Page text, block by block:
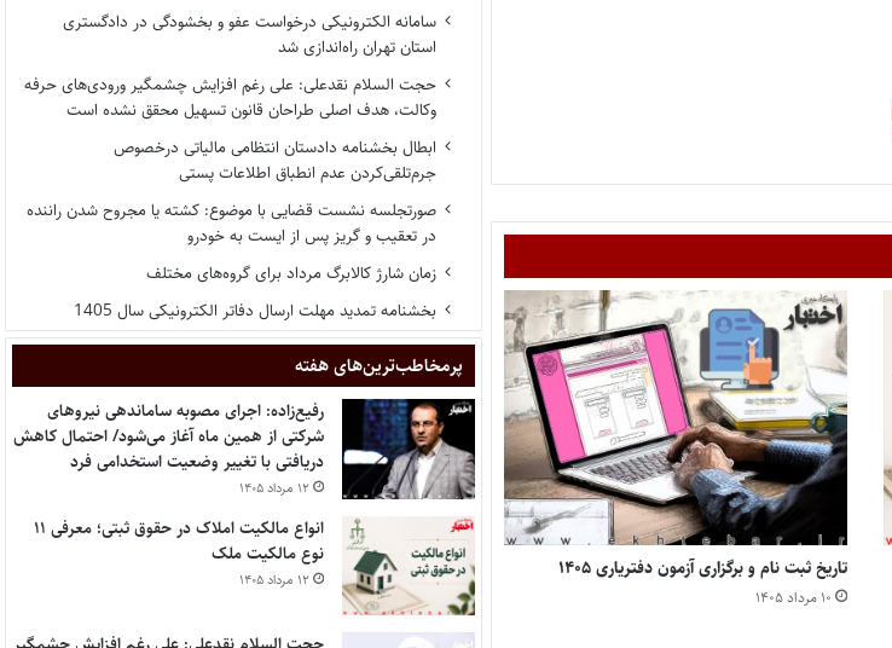
تاریخ ثبت نام و برگزاری آزمون دفتریاری ۱۴۰۵
۱۰ مرداد ۱۴۰۵
سامانه الکترونیکی درخواست عفو و بخشودگی در دادگستری
استان تهران راه‌اندازی شد
حجت السلام نقدعلی: علی رغم افزایش چشمگیر ورودی‌های حرفه
وکالت، هدف اصلی طراحان قانون تسهیل محقق نشده است
ابطال بخشنامه دادستان انتظامی مالیاتی درخصوص
جرم‌تلقی‌کردن عدم انطباق اطلاعات پستی
صورتجلسه نشست قضایی با موضوع: کشته یا مجروح شدن راننده
در تعقیب و گریز پس از ایست به خودرو
زمان شارژ کالابرگ مرداد برای گروه‌های مختلف
بخشنامه تمدید مهلت ارسال دفاتر الکترونیکی سال 1405
پر‌مخاطب‌ترین‌های هفته
رفیع‌زاده: اجرای مصوبه ساماندهی نیروهای
شرکتی از همین ماه آغاز می‌شود/ احتمال کاهش
دریافتی با تغییر وضعیت استخدامی فرد
۱۲ مرداد ۱۴۰۵
انواع مالکیت املاک در حقوق ثبتی؛ معرفی ۱۱
نوع مالکیت ملک
۱۲ مرداد ۱۴۰۵